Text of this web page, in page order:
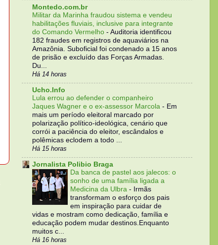
Montedo.com.br
Militar da Marinha fraudou sistema e vendeu
habilitações fluviais, inclusive para integrante
do Comando Vermelho - Auditoria identificou
182 fraudes em registros de aquaviários na
Amazônia. Suboficial foi condenado a 15 anos
de prisão e excluído das Forças Armadas.
Du...
Há 14 horas
Ucho.Info
Lula errou ao defender o companheiro
Jaques Wagner e o ex-assessor Marcola - Em
mais um período eleitoral marcado por
polarização político-ideológica, cenário que
corrói a paciência do eleitor, escândalos e
polêmicas eclodem a todo ...
Há 15 horas
Jornalista Polibio Braga
Da banca de pastel aos jalecos: o
sonho de uma família ligada a
Medicina da Ulbra -
Irmãs
transformam o esforço dos pais
em inspiração para cuidar de
vidas e mostram como dedicação, família e
educação podem mudar destinos.Enquanto
muitos c...
Há 16 horas